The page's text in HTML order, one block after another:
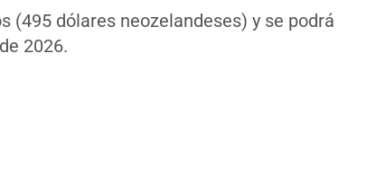
(495 dólares neozelandeses) y se podrá
2026.